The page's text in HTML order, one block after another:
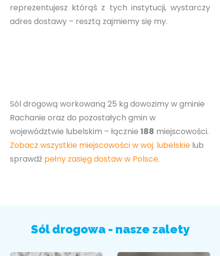
reprezentujesz którąś z tych instytucji, wystarczy
adres dostawy – resztą zajmiemy się my.
Sól drogową workowaną 25 kg dowozimy w gminie
Rachanie oraz do pozostałych gmin w
województwie lubelskim – łącznie 188 miejscowości.
Zobacz wszystkie miejscowości w woj. lubelskie lub
sprawdź pełny zasięg dostaw w Polsce.
Sól drogowa - nasze zalety